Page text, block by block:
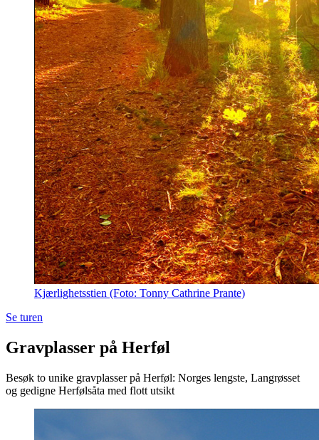
Kjærlighetsstien (Foto: Tonny Cathrine Prante)
Se turen
Gravplasser på Herføl
Besøk to unike gravplasser på Herføl: Norges lengste, Langrøsset
og gedigne Herfølsåta med flott utsikt